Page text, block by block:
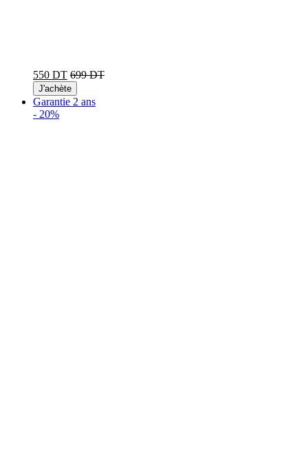
550 DT 699 DT
J'achète
Garantie 2 ans
- 20%